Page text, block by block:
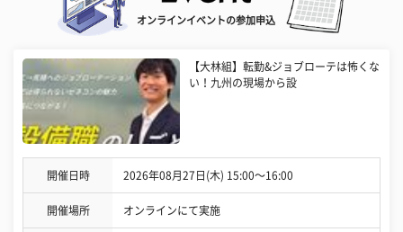
オンラインイベントの参加申込
【大林組】転勤&ジョブローテは怖くな
い！九州の現場から設
開催日時 2026年08月27日(木) 15:00〜16:00
開催場所 オンラインにて実施